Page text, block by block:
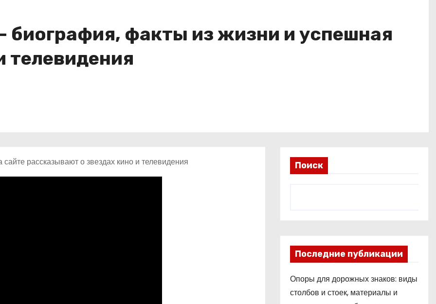
биография, факты из жизни и успешная
телевидения
Поиск
Последние публикации
Опоры для дорожных знаков: виды
столбов и стоек, материалы и